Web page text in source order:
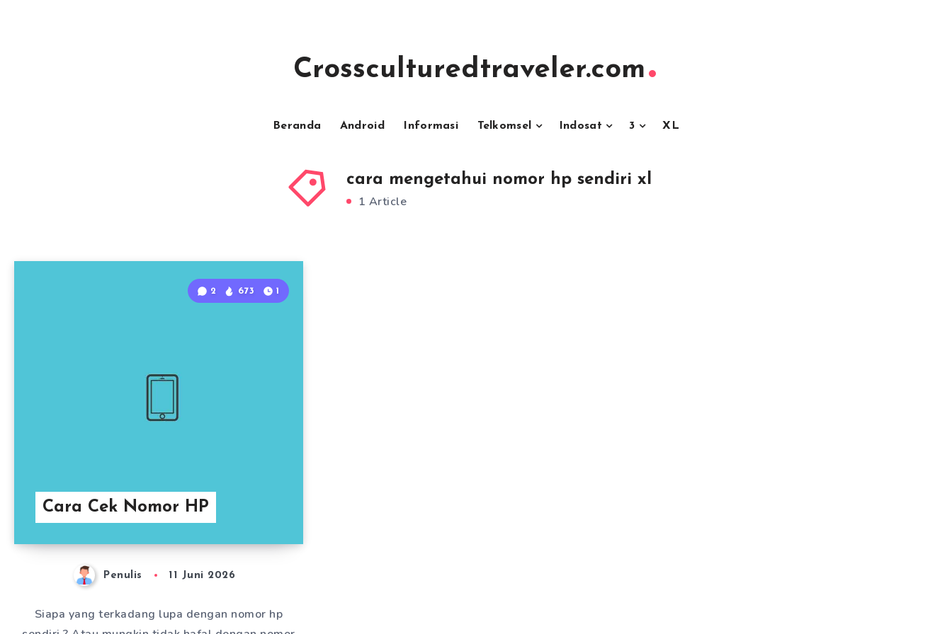
Crossculturedtraveler.com
Beranda Android Informasi Telkomsel Indosat 3 XL
cara mengetahui nomor hp sendiri xl
1 Article
Cara Cek Nomor HP
2 673 1
Penulis 11 Juni 2026
Siapa yang terkadang lupa dengan nomor hp